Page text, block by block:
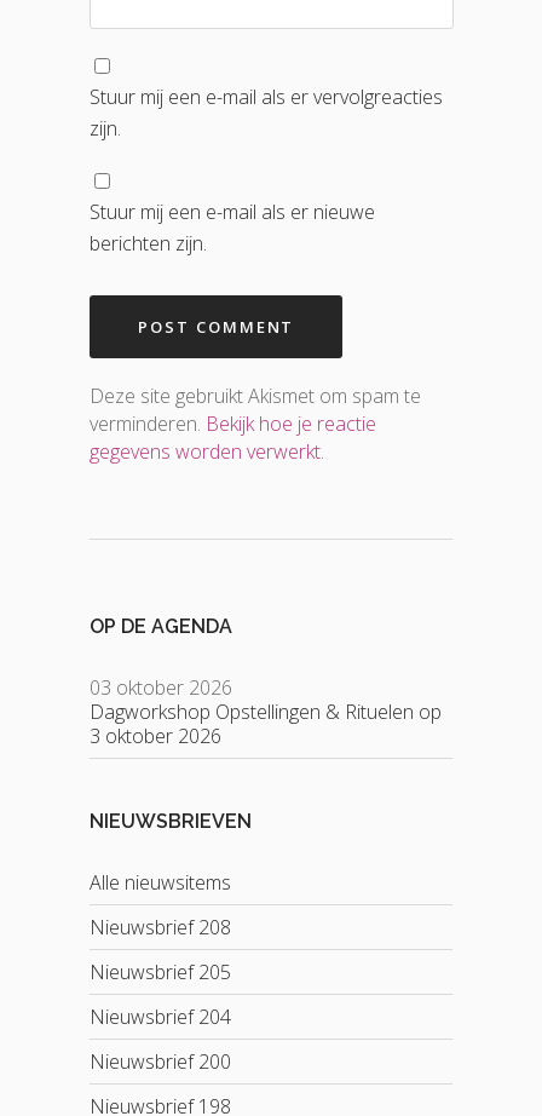
Stuur mij een e-mail als er vervolgreacties
zijn.
Stuur mij een e-mail als er nieuwe
berichten zijn.
Deze site gebruikt Akismet om spam te
verminderen. Bekijk hoe je reactie
gegevens worden verwerkt.
OP DE AGENDA
03 oktober 2026
Dagworkshop Opstellingen & Rituelen op
3 oktober 2026
NIEUWSBRIEVEN
Alle nieuwsitems
Nieuwsbrief 208
Nieuwsbrief 205
Nieuwsbrief 204
Nieuwsbrief 200
Nieuwsbrief 198